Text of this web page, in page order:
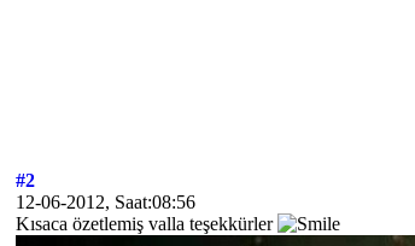
#2
12-06-2012, Saat:08:56
Kısaca özetlemiş valla teşekkürler